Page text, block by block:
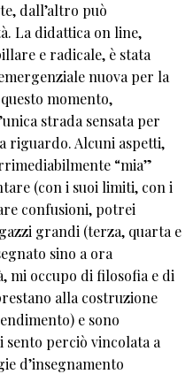
dall’altro può
La didattica on line,
e radicale, è stata
nuova per la
momento,
strada sensata per
riguardo. Alcuni aspetti,
“mia”
(con i suoi limiti, con i
confusioni, potrei
grandi (terza, quarta e
sino a ora
mi occupo di filosofia e di
alla costruzione
e sono
perciò vincolata a
d’insegnamento